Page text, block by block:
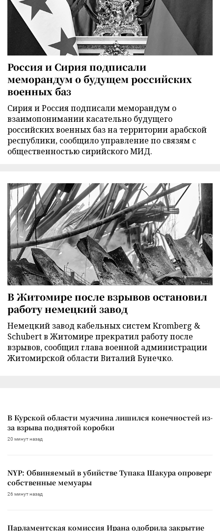
Россия и Сирия подписали
меморандум о будущем российских
военных баз
Сирия и Россия подписали меморандум о
взаимопонимании касательно будущего
российских военных баз на территории арабской
республики, сообщило управление по связям с
общественностью сирийского МИД.
В Житомире после взрывов остановил
работу немецкий завод
Немецкий завод кабельных систем Kromberg &
Schubert в Житомире прекратил работу после
взрывов, сообщил глава военной администрации
Житомирской области Виталий Бунечко.
В Курской области мужчина лишился конечностей из-
за взрыва поднятой коробки
20 минут назад
NYP: Обвиняемый в убийстве Тупака Шакура опроверг
собственные мемуары
26 минут назад
Парламентская комиссия Ирана одобрила закрытие